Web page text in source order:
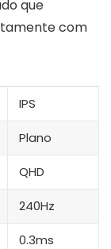
que
com
IPS
Plano
QHD
240Hz
0.3ms